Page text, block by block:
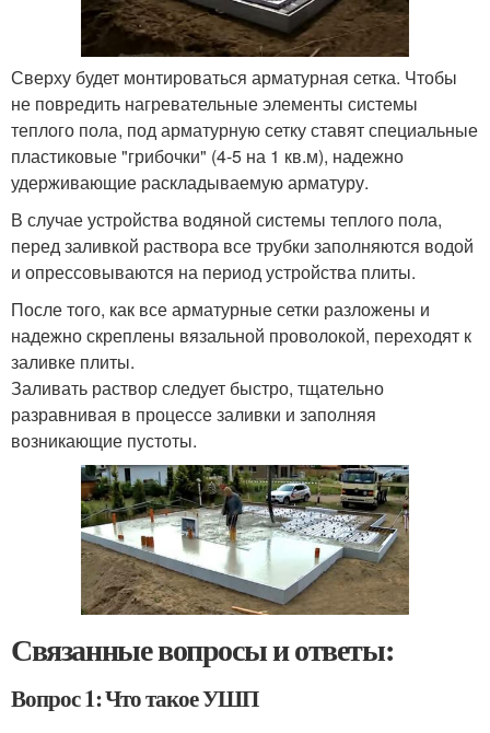
Сверху будет монтироваться арматурная сетка. Чтобы
не повредить нагревательные элементы системы
теплого пола, под арматурную сетку ставят специальные
пластиковые "грибочки" (4-5 на 1 кв.м), надежно
удерживающие раскладываемую арматуру.
В случае устройства водяной системы теплого пола,
перед заливкой раствора все трубки заполняются водой
и опрессовываются на период устройства плиты.
После того, как все арматурные сетки разложены и
надежно скреплены вязальной проволокой, переходят к
заливке плиты.
Заливать раствор следует быстро, тщательно
разравнивая в процессе заливки и заполняя
возникающие пустоты.
Связанные вопросы и ответы:
Вопрос 1: Что такое УШП